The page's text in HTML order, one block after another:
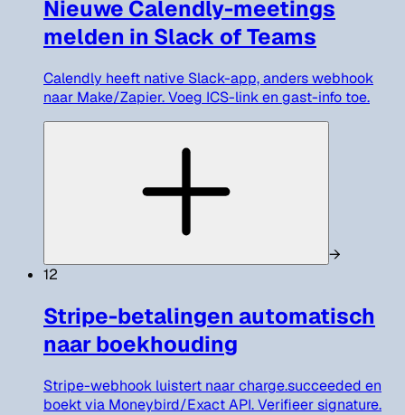
Nieuwe Calendly-meetings
melden in Slack of Teams
Calendly heeft native Slack-app, anders webhook
naar Make/Zapier. Voeg ICS-link en gast-info toe.
→
12
Stripe-betalingen automatisch
naar boekhouding
Stripe-webhook luistert naar charge.succeeded en
boekt via Moneybird/Exact API. Verifieer signature.